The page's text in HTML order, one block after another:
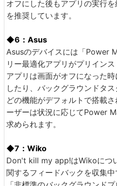
オフにした後もアプリの実行
を推奨しています。
◆6：Asus
Asusのデバイスには「Power
リー最適化アプリがプリイン
アプリは画面がオフになった
したり、バックグラウンドタ
どの機能がデフォルトで搭載
ーザーは状況に応じてPower
求められます。
◆7：Wiko
Don't kill my app!はWikoにつ
関するフィードバックを収集中